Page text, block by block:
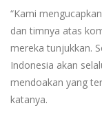
“Kami
dan timnya atas
mereka tunjukkan.
Indonesia akan
mendoakan yang
katanya.